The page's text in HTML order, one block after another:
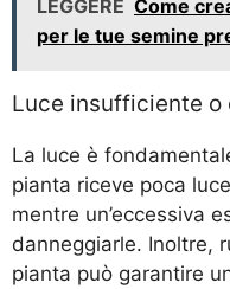
LEGGERE Come
per le tue semine
Luce insufficiente
La luce è
pianta riceve poca
mentre un’eccessiva
danneggiarle. Inoltre,
pianta può garantire